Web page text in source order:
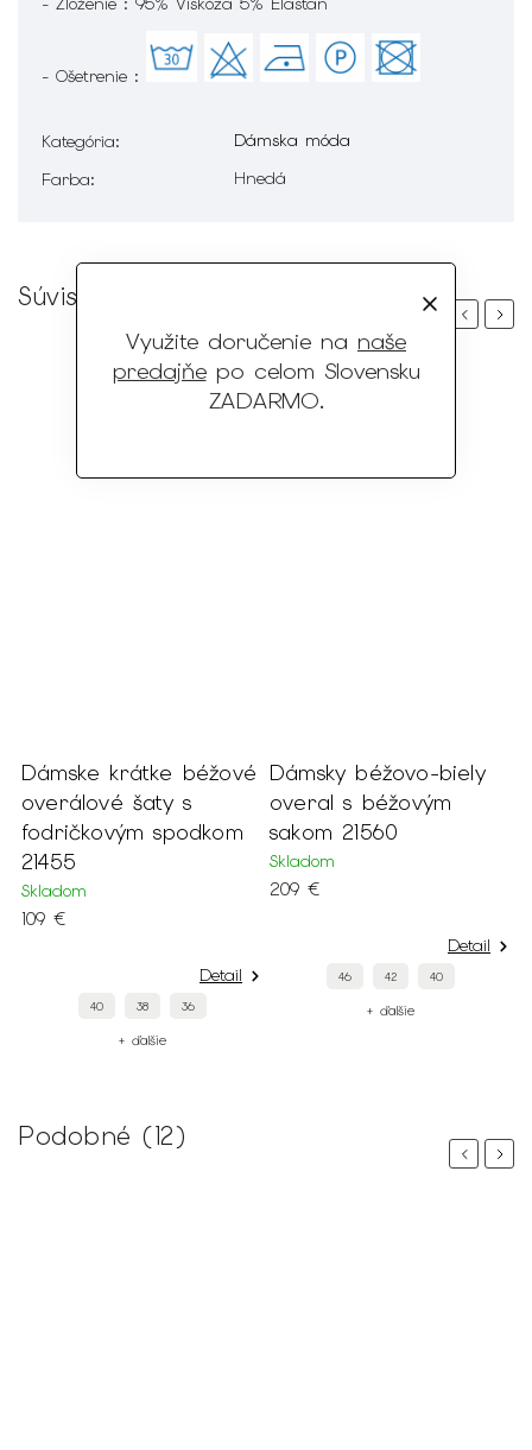
Využite doručenie na naše
predajňepo celom Slovensku
ZADARMO.
- Ošetrenie :
Kategória:
Dámska móda
Farba: Hnedá
Súvisiaci tovar
Previous
Dámske krátke béžové
overálové šaty s
fodričkovým spodkom
21455
Skladom
109 €
Detail
40 38 36
+ ďalšie
Dámsky béžovo-biely
overal s béžovým
sakom 21560
Skladom
209 €
Detail
46 42 40
+ ďalšie
Next
Podobné (12)
PreviousNext